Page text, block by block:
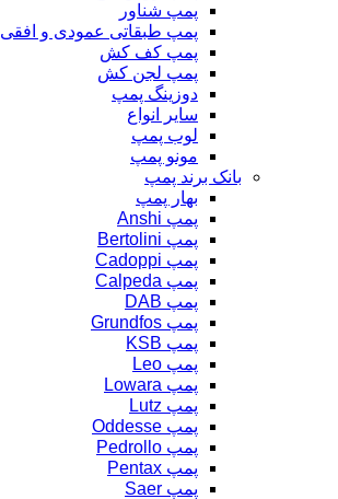
پمپ شناور
پمپ طبقاتی عمودی و افقی
پمپ کف کش
پمپ لجن کش
دوزینگ پمپ
سایر انواع
لوب پمپ
مونو پمپ
بانک برند پمپ
بهار پمپ
پمپ Anshi
پمپ Bertolini
پمپ Cadoppi
پمپ Calpeda
پمپ DAB
پمپ Grundfos
پمپ KSB
پمپ Leo
پمپ Lowara
پمپ Lutz
پمپ Oddesse
پمپ Pedrollo
پمپ Pentax
پمپ Saer